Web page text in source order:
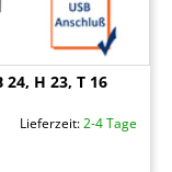
H 23, T 16
Lieferzeit:2-4 Tage